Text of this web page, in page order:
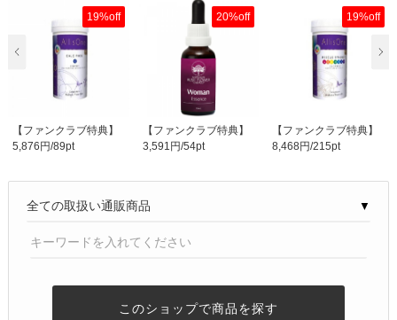
19%off
【ファンクラブ特典】
ティッシュソルト|..
5,876円/89pt
20%off
【ファンクラブ特典】
コンビネーションエ..
3,591円/54pt
19%off
【ファンクラブ特典】
ティッシュソルト|..
8,468円/215pt
▼
このショップで商品を探す